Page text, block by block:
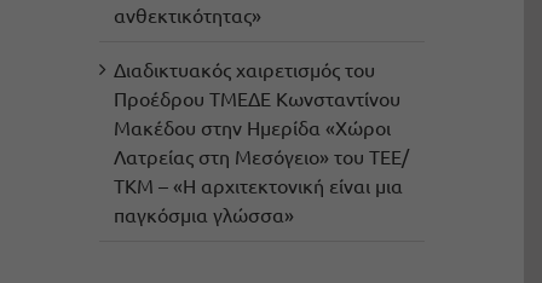
ανθεκτικότητας»
Διαδικτυακός χαιρετισμός του
Προέδρου ΤΜΕΔΕ Κωνσταντίνου
Μακέδου στην Ημερίδα «Χώροι
Λατρείας στη Μεσόγειο» του ΤΕΕ/
ΤΚΜ – «Η αρχιτεκτονική είναι μια
παγκόσμια γλώσσα»